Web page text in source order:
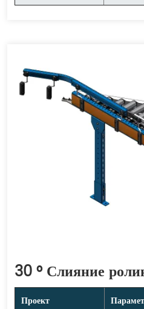
30 ° Слияние
Проект